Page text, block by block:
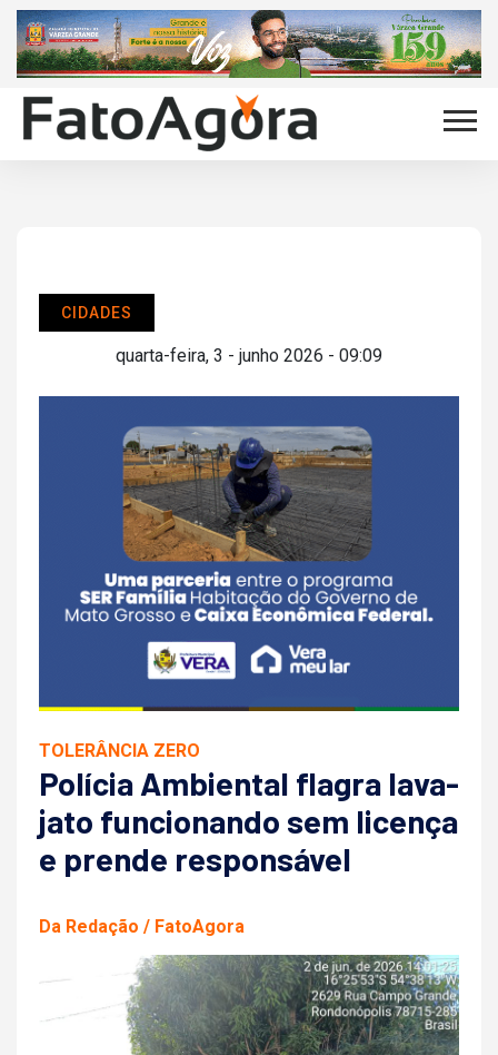
CIDADES
quarta-feira, 3 - junho 2026 - 09:09
TOLERÂNCIA ZERO
Polícia Ambiental flagra lava-
jato funcionando sem licença
e prende responsável
Da Redação / FatoAgora